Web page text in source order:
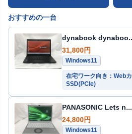
おすすめの一台
dynabook
31,800円
Windows11
在宅ワーク向き：Web
SSD(PCIe)
PANASONIC Lets n...
24,800円
Windows11